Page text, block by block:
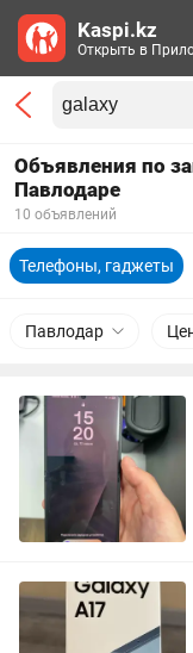
Объявления по
Павлодаре
10 объявлений
Телефоны, гаджеты
Павлодар
Kaspi.kz
Открыть в